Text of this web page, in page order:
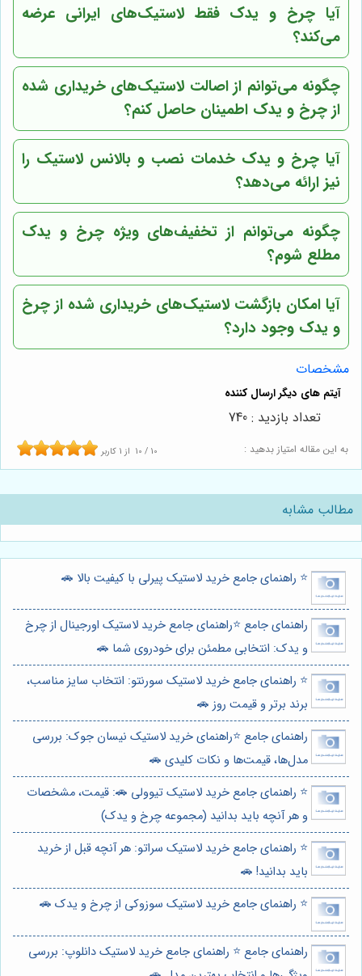
آیا چرخ و یدک فقط لاستیک‌های ایرانی عرضه
می‌کند؟
چگونه می‌توانم از اصالت لاستیک‌های خریداری شده
از چرخ و یدک اطمینان حاصل کنم؟
آیا چرخ و یدک خدمات نصب و بالانس لاستیک را
نیز ارائه می‌دهد؟
چگونه می‌توانم از تخفیف‌های ویژهچرخ و یدک
مطلع شوم؟
آیا امکان بازگشت لاستیک‌های خریداری شده از چرخ
و یدک وجود دارد؟
مشخصات
به این مقاله امتیاز بدهید : 10 / 10 از 1 کاربر
تعداد بازدید : 740
مطالب مشابه
⭐️ راهنمای جامع خرید لاستیک پیرلی با کیفیت بالا 🚗
راهنمای جامع ⭐️راهنمای جامع خرید لاستیک اورجینال از چرخ
و یدک: انتخابی مطمئن برای خودروی شما 🚗
⭐️ راهنمای جامع خرید لاستیک سورنتو: انتخاب سایز مناسب،
برند برتر و قیمت روز 🚗
راهنمای جامع ⭐️راهنمای خرید لاستیک نیسان جوک: بررسی
مدل‌ها، قیمت‌ها و نکات کلیدی 🚗
⭐️ راهنمای جامع خرید لاستیک تیوولی 🚗: قیمت، مشخصات
و هر آنچه باید بدانید (مجموعه چرخ و یدک)
⭐️ راهنمای جامع خرید لاستیک سراتو: هر آنچه قبل از خرید
باید بدانید! 🚗
⭐️ راهنمای جامع خرید لاستیک سوزوکی از چرخ و یدک 🚗
راهنمای جامع ⭐️ راهنمای جامع خرید لاستیک دانلوپ: بررسی